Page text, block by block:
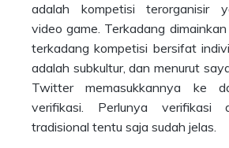
adalah kompetisi terorganisir
video game. Terkadang
terkadang kompetisi bersifat
adalah subkultur, dan menurut
Twitter memasukkannya ke
verifikasi. Perlunya verifikasi
tradisional tentu saja sudah jelas.